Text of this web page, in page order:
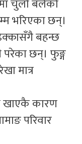
चुलो बलेको
भरिएका छन्।
बहन्छ
छन्। फुङ्ग
मात्र
खाएकै कारण
परिवार